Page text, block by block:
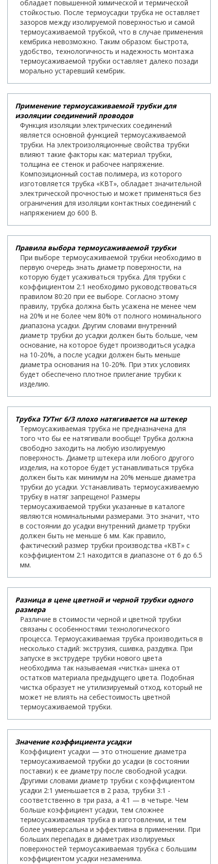
обладает повышенной химической и термической
стойкостью. После термоусадки трубка не оставляет
зазоров между изолируемой поверхностью и самой
термоусаживаемой трубкой, что в случае применения
кембрика невозможно. Таким образом: быстрота,
удобство, технологичность и надежность монтажа
термоусаживаемой трубки оставляет далеко позади
морально устаревший кембрик.
Применение термоусаживаемой трубки для
изоляции соединений проводов
Функция изоляции электрических соединений
является основной функцией термоусаживаемой
трубки. На электроизоляционные свойства трубки
влияют такие факторы как: материал трубки,
толщина ее стенок и рабочее напряжение.
Композиционный состав полимера, из которого
изготовляется трубка «КВТ», обладает значительной
электрической прочностью и может применяться без
ограничения для изоляции контактных соединений с
напряжением до 600 В.
Правила выбора термоусаживаемой трубки
При выборе термоусаживаемой трубки необходимо в
первую очередь знать диаметр поверхности, на
которую будет усаживаться трубка. Для трубки с
коэффициентом 2:1 необходимо руководствоваться
правилом 80:20 при ее выборе. Согласно этому
правилу, трубка должна быть усажена не менее чем
на 20% и не более чем 80% от полного номинального
диапазона усадки. Другим словами внутренний
диаметр трубки до усадки должен быть больше, чем
основание, на которое будет производиться усадка
на 10-20%, а после усадки должен быть меньше
диаметра основания на 10-20%. При этих условиях
будет обеспечено плотное прилегание трубки к
изделию.
Трубка ТУТнг 6/3 плохо натягивается на штекер
Термоусаживаемая трубка не предназначена для
того что бы ее натягивали вообще! Трубка должна
свободно заходить на любую изолируемую
поверхность. Диаметр штекера или любого другого
изделия, на которое будет устанавливаться трубка
должен быть как минимум на 20% меньше диаметра
трубки до усадки. Устанавливать термоусаживаемую
трубку в натяг запрещено! Размеры
термоусаживаемой трубки указанные в каталоге
являются номинальными размерами. Это значит, что
в состоянии до усадки внутренний диаметр трубки
должен быть не меньше 6 мм. Как правило,
фактический размер трубки производства «КВТ» с
коэффициентом 2:1 находится в диапазоне от 6 до 6.5
мм.
Разница в цене цветной и черной трубки одного
размера
Различие в стоимости черной и цветной трубки
связаны с особенностями технологического
процесса. Термоусаживаемая трубка производиться в
несколько стадий: экструзия, сшивка, раздувка. При
запуске в экструдере трубки нового цвета
необходима так называемая «чистка» шнека от
остатков материала предыдущего цвета. Подобная
чистка образует не утилизируемый отход, который не
может не влиять на себестоимость цветной
термоусаживаемой трубки.
Значение коэффициента усадки
Коэффициент усадки — это отношение диаметра
термоусаживаемой трубки до усадки (в состоянии
поставки) к ее диаметру после свободной усадки.
Другими словами диаметр трубки с коэффициентом
усадки 2:1 уменьшается в 2 раза, трубки 3:1 -
соответственно в три раза, а 4:1 — в четыре. Чем
больше коэффициент усадки, тем сложнее
термоусаживаемая трубка в изготовлении, и тем
более универсальна и эффективна в применении. При
больших перепадах в диаметрах изолируемых
поверхностей термоусаживаемая трубка с большим
коэффициентом усадки незаменима.